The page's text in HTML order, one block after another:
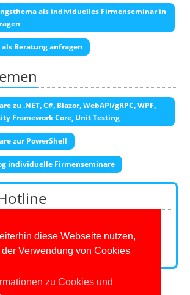
diese Webseite nutzen,
Verwendung von Cookies
zu Cookies und
als individuelles Firmenseminar in
als Beratung anfragen
zu .NET, C#, Blazor, WebAPI/gRPC, WPF,
Framework Core, Unit Testing
zur PowerShell
individuelle Firmenseminare